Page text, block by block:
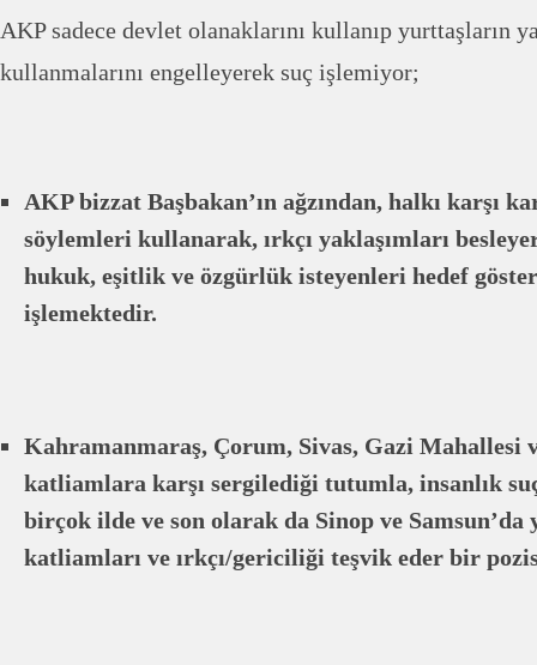
AKP sadece devlet olanaklarını kullanıp yurttaşların
kullanmalarını engelleyerek suç işlemiyor;
AKP bizzat Başbakan’ın ağzından, halkı karşı
söylemleri kullanarak, ırkçı yaklaşımları
hukuk, eşitlik ve özgürlük isteyenleri hedef
işlemektedir.
Kahramanmaraş, Çorum, Sivas, Gazi Mahallesi
katliamlara karşı sergilediği tutumla, insanlık
birçok ilde ve son olarak da Sinop ve Samsun’da
katliamları ve ırkçı/gericiliği teşvik eder bir